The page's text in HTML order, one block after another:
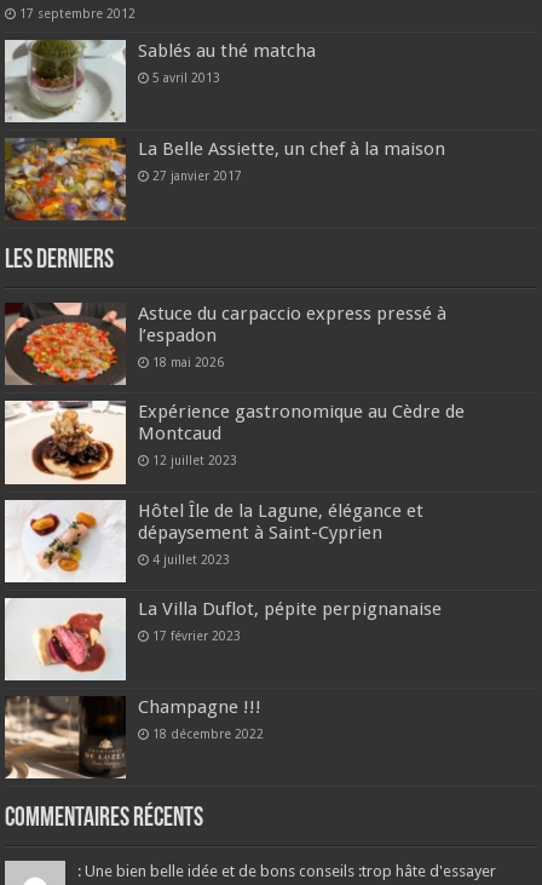
17 septembre 2012
Sablés au thé matcha
5 avril 2013
La Belle Assiette, un chef à la maison
27 janvier 2017
Les derniers
Astuce du carpaccio express pressé à
l’espadon
18 mai 2026
Expérience gastronomique au Cèdre de
Montcaud
12 juillet 2023
Hôtel Île de la Lagune, élégance et
dépaysement à Saint-Cyprien
4 juillet 2023
La Villa Duflot, pépite perpignanaise
17 février 2023
Champagne !!!
18 décembre 2022
Commentaires récents
: Une bien belle idée et de bons conseils :trop hâte d'essayer